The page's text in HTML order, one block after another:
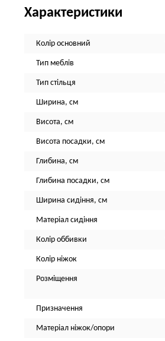
Характеристики
Колір основний
Тип меблів
Тип стільця
Ширина, см
Висота, см
Висота посадки, см
Глибина, см
Глибина посадки, см
Ширина сидіння, см
Матеріал сидіння
Колір оббивки
Колір ніжок
Розміщення
Призначення
Матеріал ніжок/опори